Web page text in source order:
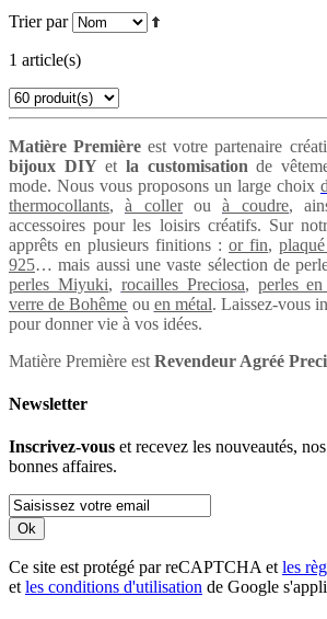
Trier par
1 article(s)
Matière Première est votre partenaire
bijoux DIY etla customisation de
mode. Nous vous proposons un large choix
thermocollants,à collerouà coudre,
accessoires pour les loisirs créatifs. Sur
apprêts en plusieurs finitions : or fin,
925… mais aussi une vaste sélection de
perles Miyuki, rocailles Preciosa, perles
verre de Bohême ou en métal. Laissez-vous
pour donner vie à vos idées.
Matière Première est Revendeur Agréé
Newsletter
Inscrivez-vous et recevez les nouveautés,
bonnes affaires.
Ok
Ce site est protégé par reCAPTCHA et les
et les conditions d'utilisation de Google